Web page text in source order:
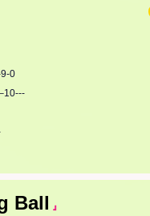
0
Ball 』